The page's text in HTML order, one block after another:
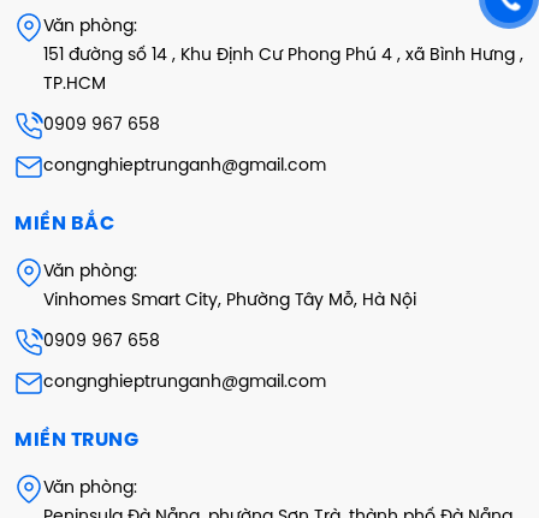
Văn phòng:
151 đường số 14 , Khu Định Cư Phong Phú 4 , xã Bình Hưng ,
TP.HCM
0909 967 658
congnghieptrunganh@gmail.com
MIỀN BẮC
Văn phòng:
Vinhomes Smart City, Phường Tây Mỗ, Hà Nội
0909 967 658
congnghieptrunganh@gmail.com
MIỀN TRUNG
Văn phòng: